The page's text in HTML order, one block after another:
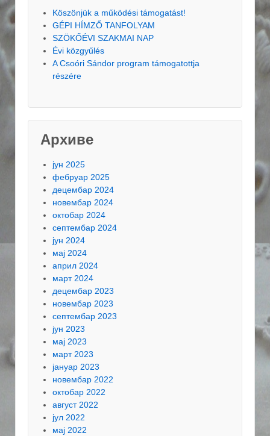
Köszönjük a működési támogatást!
GÉPI HÍMZŐ TANFOLYAM
SZÖKŐÉVI SZAKMAI NAP
Évi közgyűlés
A Csoóri Sándor program támogatottja
részére
Архиве
јун 2025
фебруар 2025
децембар 2024
новембар 2024
октобар 2024
септембар 2024
јун 2024
мај 2024
април 2024
март 2024
децембар 2023
новембар 2023
септембар 2023
јун 2023
мај 2023
март 2023
јануар 2023
новембар 2022
октобар 2022
август 2022
јул 2022
мај 2022